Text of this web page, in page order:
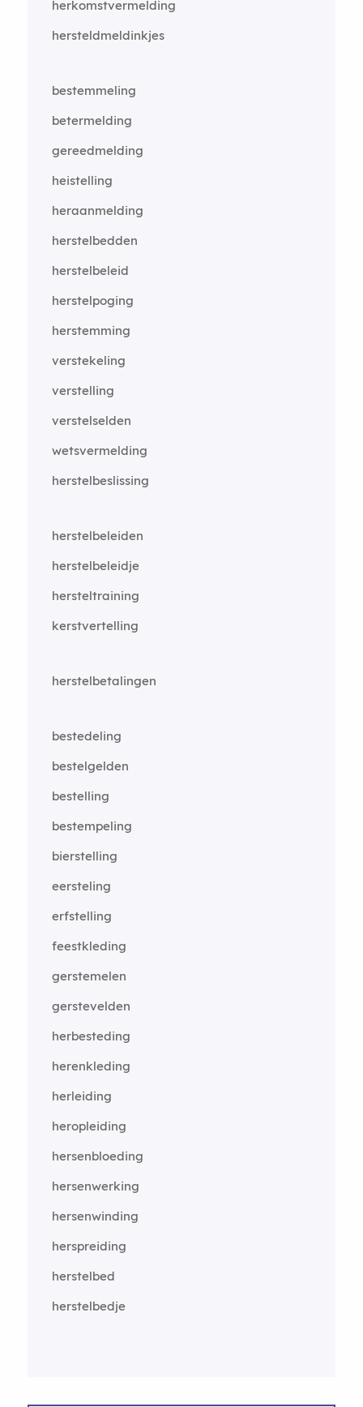
herkomstvermelding
hersteldmeldinkjes
bestemmeling
betermelding
gereedmelding
heistelling
heraanmelding
herstelbedden
herstelbeleid
herstelpoging
herstemming
verstekeling
verstelling
verstelselden
wetsvermelding
herstelbeslissing
herstelbeleiden
herstelbeleidje
hersteltraining
kerstvertelling
herstelbetalingen
bestedeling
bestelgelden
bestelling
bestempeling
bierstelling
eersteling
erfstelling
feestkleding
gerstemelen
gerstevelden
herbesteding
herenkleding
herleiding
heropleiding
hersenbloeding
hersenwerking
hersenwinding
herspreiding
herstelbed
herstelbedje